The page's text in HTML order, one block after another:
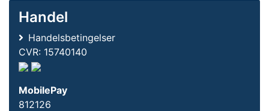
Handel
Handelsbetingelser
CVR: 15740140
MobilePay
812126